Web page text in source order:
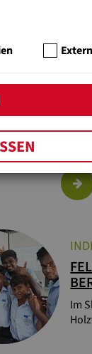
Im